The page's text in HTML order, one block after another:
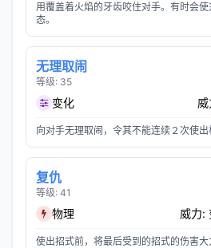
用覆盖着火焰的牙齿咬住对手。有时会
态。
无理取闹
等级: 35
变化
向对手无理取闹，令其不能连续２次使出
复仇
等级: 41
物理 威力:
使出招式前，将最后受到的招式的伤害大